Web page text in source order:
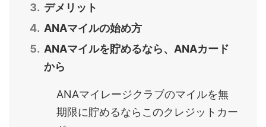
デメリット
ANAマイルの始め方
ANAマイルを貯めるなら、ANAカード
から
ANAマイレージクラブのマイルを無
期限に貯めるならこのクレジットカー